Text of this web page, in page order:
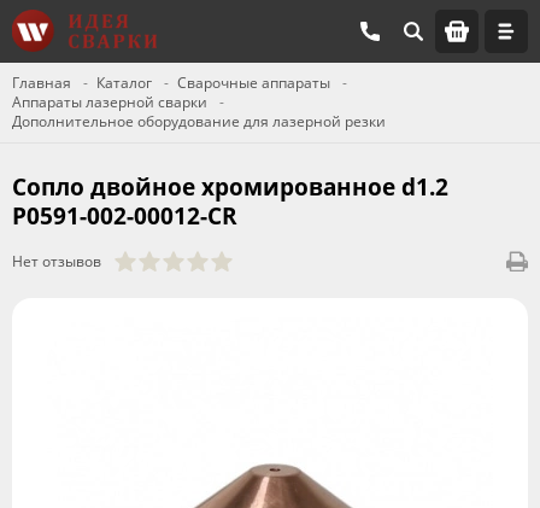
Главная Каталог
Сварочные аппараты
Аппараты лазерной сварки
Дополнительное оборудование для лазерной резки
Сопло двойное хромированное d1.2
P0591-002-00012-CR
Нет отзывов